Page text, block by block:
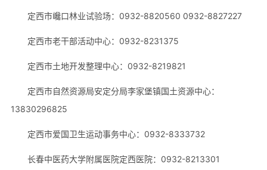
定西市巉口林业试验场：0932-8820560 0932-8827227
定西市老干部活动中心：0932-8231375
定西市土地开发整理中心：0932-8219821
定西市自然资源局安定分局李家堡镇国土资源中心：
13830296825
定西市爱国卫生运动事务中心：0932-8333732
长春中医药大学附属医院定西医院：0932-8213301